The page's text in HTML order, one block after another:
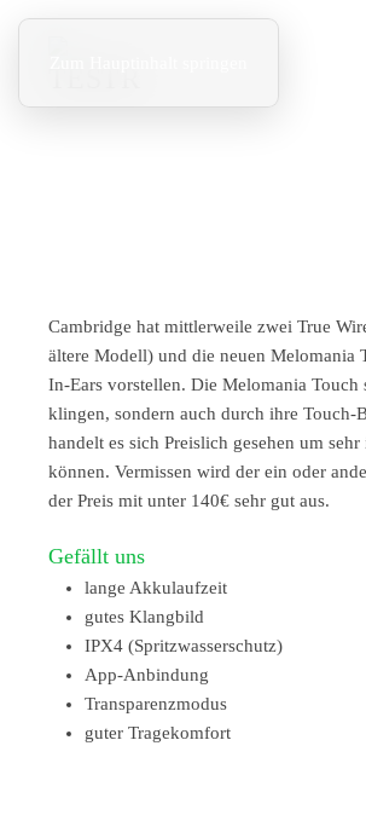
Cambridge hat mittlerweile zwei True
ältere Modell) und die neuen Melomania
In-Ears vorstellen. Die Melomania
klingen, sondern auch durch ihre
handelt es sich Preislich gesehen um
können. Vermissen wird der ein oder
der Preis mit unter 140€ sehr gut aus.
Gefällt uns
lange Akkulaufzeit
gutes Klangbild
IPX4 (Spritzwasserschutz)
App-Anbindung
Transparenzmodus
guter Tragekomfort